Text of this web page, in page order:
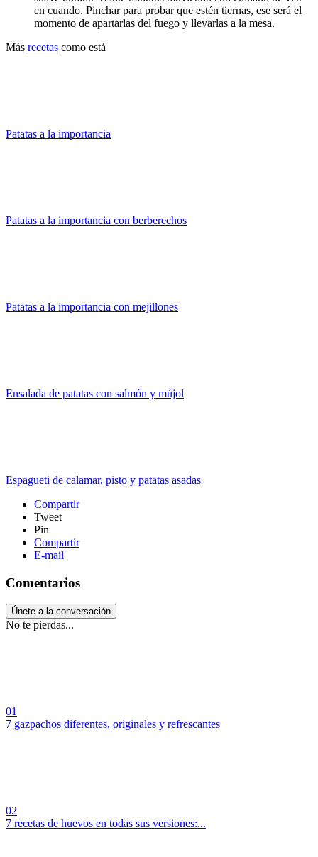
en cuando. Pinchar para probar que estén tiernas, ese será el
momento de apartarlas del fuego y llevarlas a la mesa.
Más recetas como está
Patatas a la importancia
Patatas a la importancia con berberechos
Patatas a la importancia con mejillones
Ensalada de patatas con salmón y mújol
Espagueti de calamar, pisto y patatas asadas
Compartir
Tweet
Pin
Compartir
E-mail
Comentarios
Únete a la conversación
No te pierdas...
01
7 gazpachos diferentes, originales y refrescantes
02
7 recetas de huevos en todas sus versiones:...